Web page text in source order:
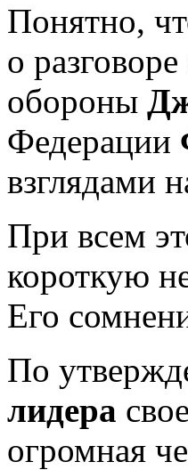
Понятно,
о
обороны
Федерации
взглядами
При всем
короткую
Его
По
лидера
огромная